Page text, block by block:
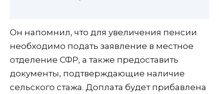
Он напомнил, что для увеличения пенсии
необходимо подать заявление в местное
отделение СФР, а также предоставить
документы, подтверждающие наличие
сельского стажа. Доплата будет прибавлена